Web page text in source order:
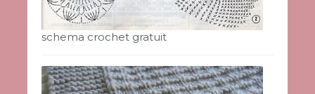
schema crochet gratuit